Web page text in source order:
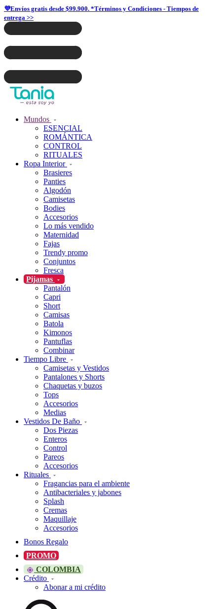
💜Envíos gratis desde $99.900. *Términos y Condiciones - Tiempos de
entrega >>
Mundos
ESENCIAL
ROMÁNTICA
CONTROL
RITUALES
Ropa Interior
Brasieres
Panties
Algodón
Camisetas
Bodies
Accesorios
Lo más vendido
Maternidad
Fajas
Trendy promo
Conjuntos
Fresca
Pijamas
Pantalón
Capri
Short
Camisas
Batola
Kimonos
Pantuflas
Combinar
Tiempo Libre
Camisetas y Vestidos
Pantalones y Shorts
Chaquetas y buzos
Tops
Accesorios
Medias
Vestidos De Baño
Dos Piezas
Enteros
Control
Pareos
Accesorios
Rituales
Fragancias para el ambiente
Antibacteriales y jabones
Splash
Cremas
Maquillaje
Accesorios
Bonos Regalo
PROMO
COLOMBIA
Crédito
Abonar a mi crédito